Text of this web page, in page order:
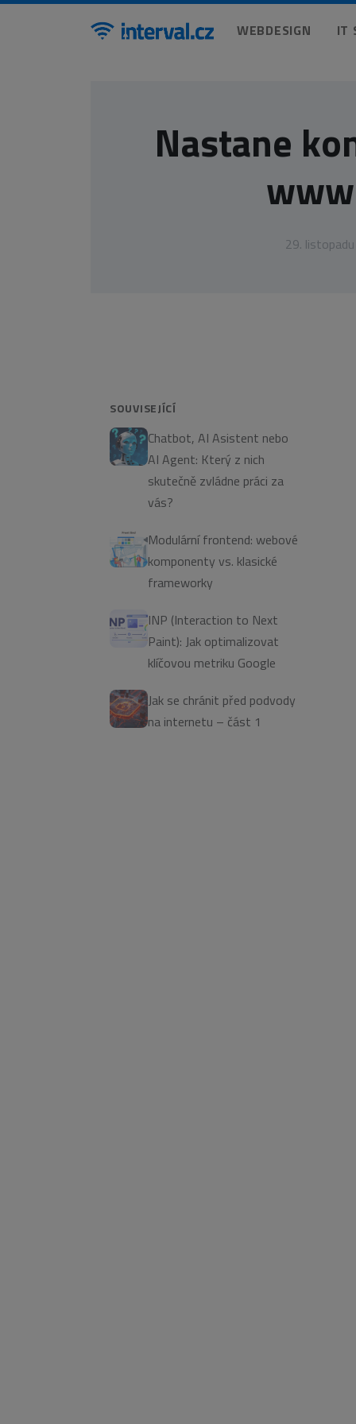
WEBDESIGN IT
Nastane
29.
SOUVISEJÍCÍ
Chatbot, AI Asistent nebo
AI Agent: Který z nich
skutečně zvládne práci za
vás?
Modulární frontend: webové
komponenty vs. klasické
frameworky
INP (Interaction to Next
Paint): Jak optimalizovat
klíčovou metriku Google
Jak se chránit před podvody
na internetu – část 1